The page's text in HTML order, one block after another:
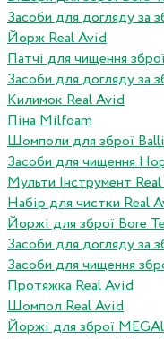
Засоби для догляду за
Йорж Real Avid
Патчі для чищення
Засоби для догляду за
Килимок Real Avid
Піна Milfoam
Шомполи для зброї
Засоби для чищення
Мульти Інструмент
Набір для чистки Real
Йоржі для зброї Bore
Засоби для догляду за
Засоби для чищення
Протяжка Real Avid
Шомпол Real Avid
Йоржі для зброї